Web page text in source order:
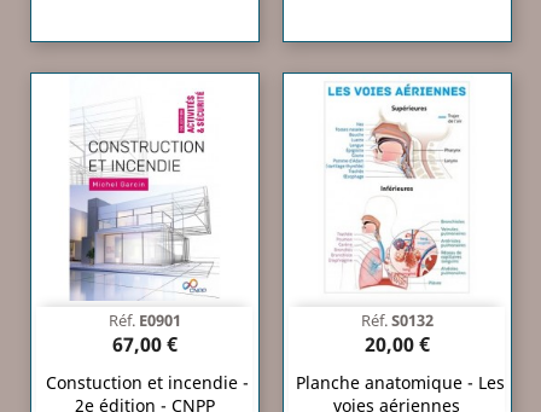
Réf. E0901
67,00 €
Constuction et incendie -
2e édition - CNPP
Réf.S0132
20,00 €
Planche anatomique - Les
voies aériennes